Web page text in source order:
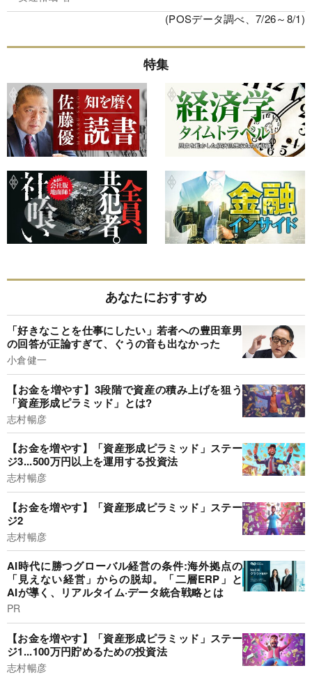
(POSデータ調べ、7/26～8/1)
特集
あなたにおすすめ
「好きなことを仕事にしたい」若者への豊田章男
の回答が正論すぎて、ぐうの音も出なかった
小倉健一
【お金を増やす】3段階で資産の積み上げを狙う
「資産形成ピラミッド」とは?
志村暢彦
【お金を増やす】「資産形成ピラミッド」ステー
ジ3...500万円以上を運用する投資法
志村暢彦
【お金を増やす】「資産形成ピラミッド」ステー
ジ2
志村暢彦
AI時代に勝つグローバル経営の条件:海外拠点の
「見えない経営」からの脱却。「二層ERP」と
AIが導く、リアルタイム·データ統合戦略とは
PR
【お金を増やす】「資産形成ピラミッド」ステー
ジ1...100万円貯めるための投資法
志村暢彦